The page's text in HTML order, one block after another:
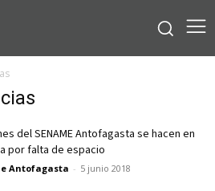
del SENAME Antofagasta se hacen en
por falta de espacio
Antofagasta - 5 junio 2018